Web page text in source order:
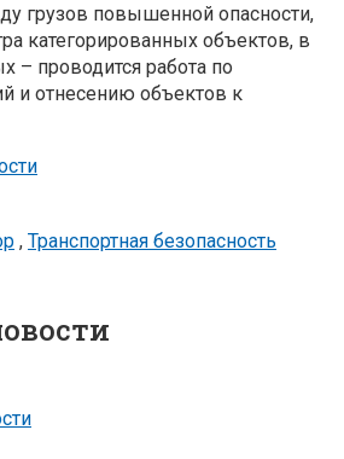
грузов повышенной опасности,
категорированных объектов, в
– проводится работа по
и отнесению объектов к
, Транспортная безопасность